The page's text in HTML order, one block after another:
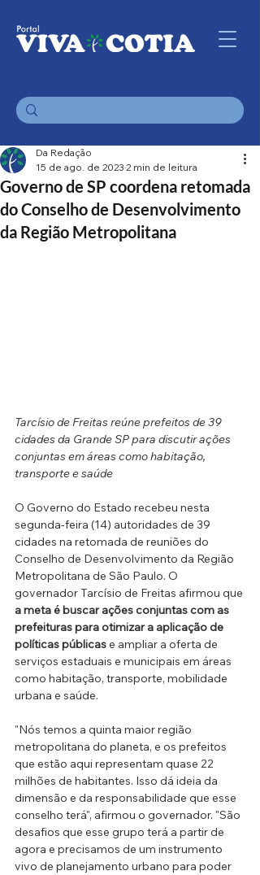
Governo de SP coordena retomada
do Conselho de Desenvolvimento
da Região Metropolitana
Da Redação
15 de ago. de 2023 2 min de leitura
Tarcísio de Freitas reúne prefeitos de 39
cidades da Grande SP para discutir ações
conjuntas em áreas como habitação,
transporte e saúde
O Governo do Estado recebeu nesta
segunda-feira (14) autoridades de 39
cidades na retomada de reuniões do
Conselho de Desenvolvimento da Região
Metropolitana de São Paulo. O
governador Tarcísio de Freitas afirmou que
a meta é buscar ações conjuntas com as
prefeituras para otimizar a aplicação de
políticas públicas e ampliar a oferta de
serviços estaduais e municipais em áreas
como habitação, transporte, mobilidade
urbana e saúde.
"Nós temos a quinta maior região
metropolitana do planeta, e os prefeitos
que estão aqui representam quase 22
milhões de habitantes. Isso dá ideia da
dimensão e da responsabilidade que esse
conselho terá", afirmou o governador. "São
desafios que esse grupo terá a partir de
agora e precisamos de um instrumento
vivo de planejamento urbano para poder